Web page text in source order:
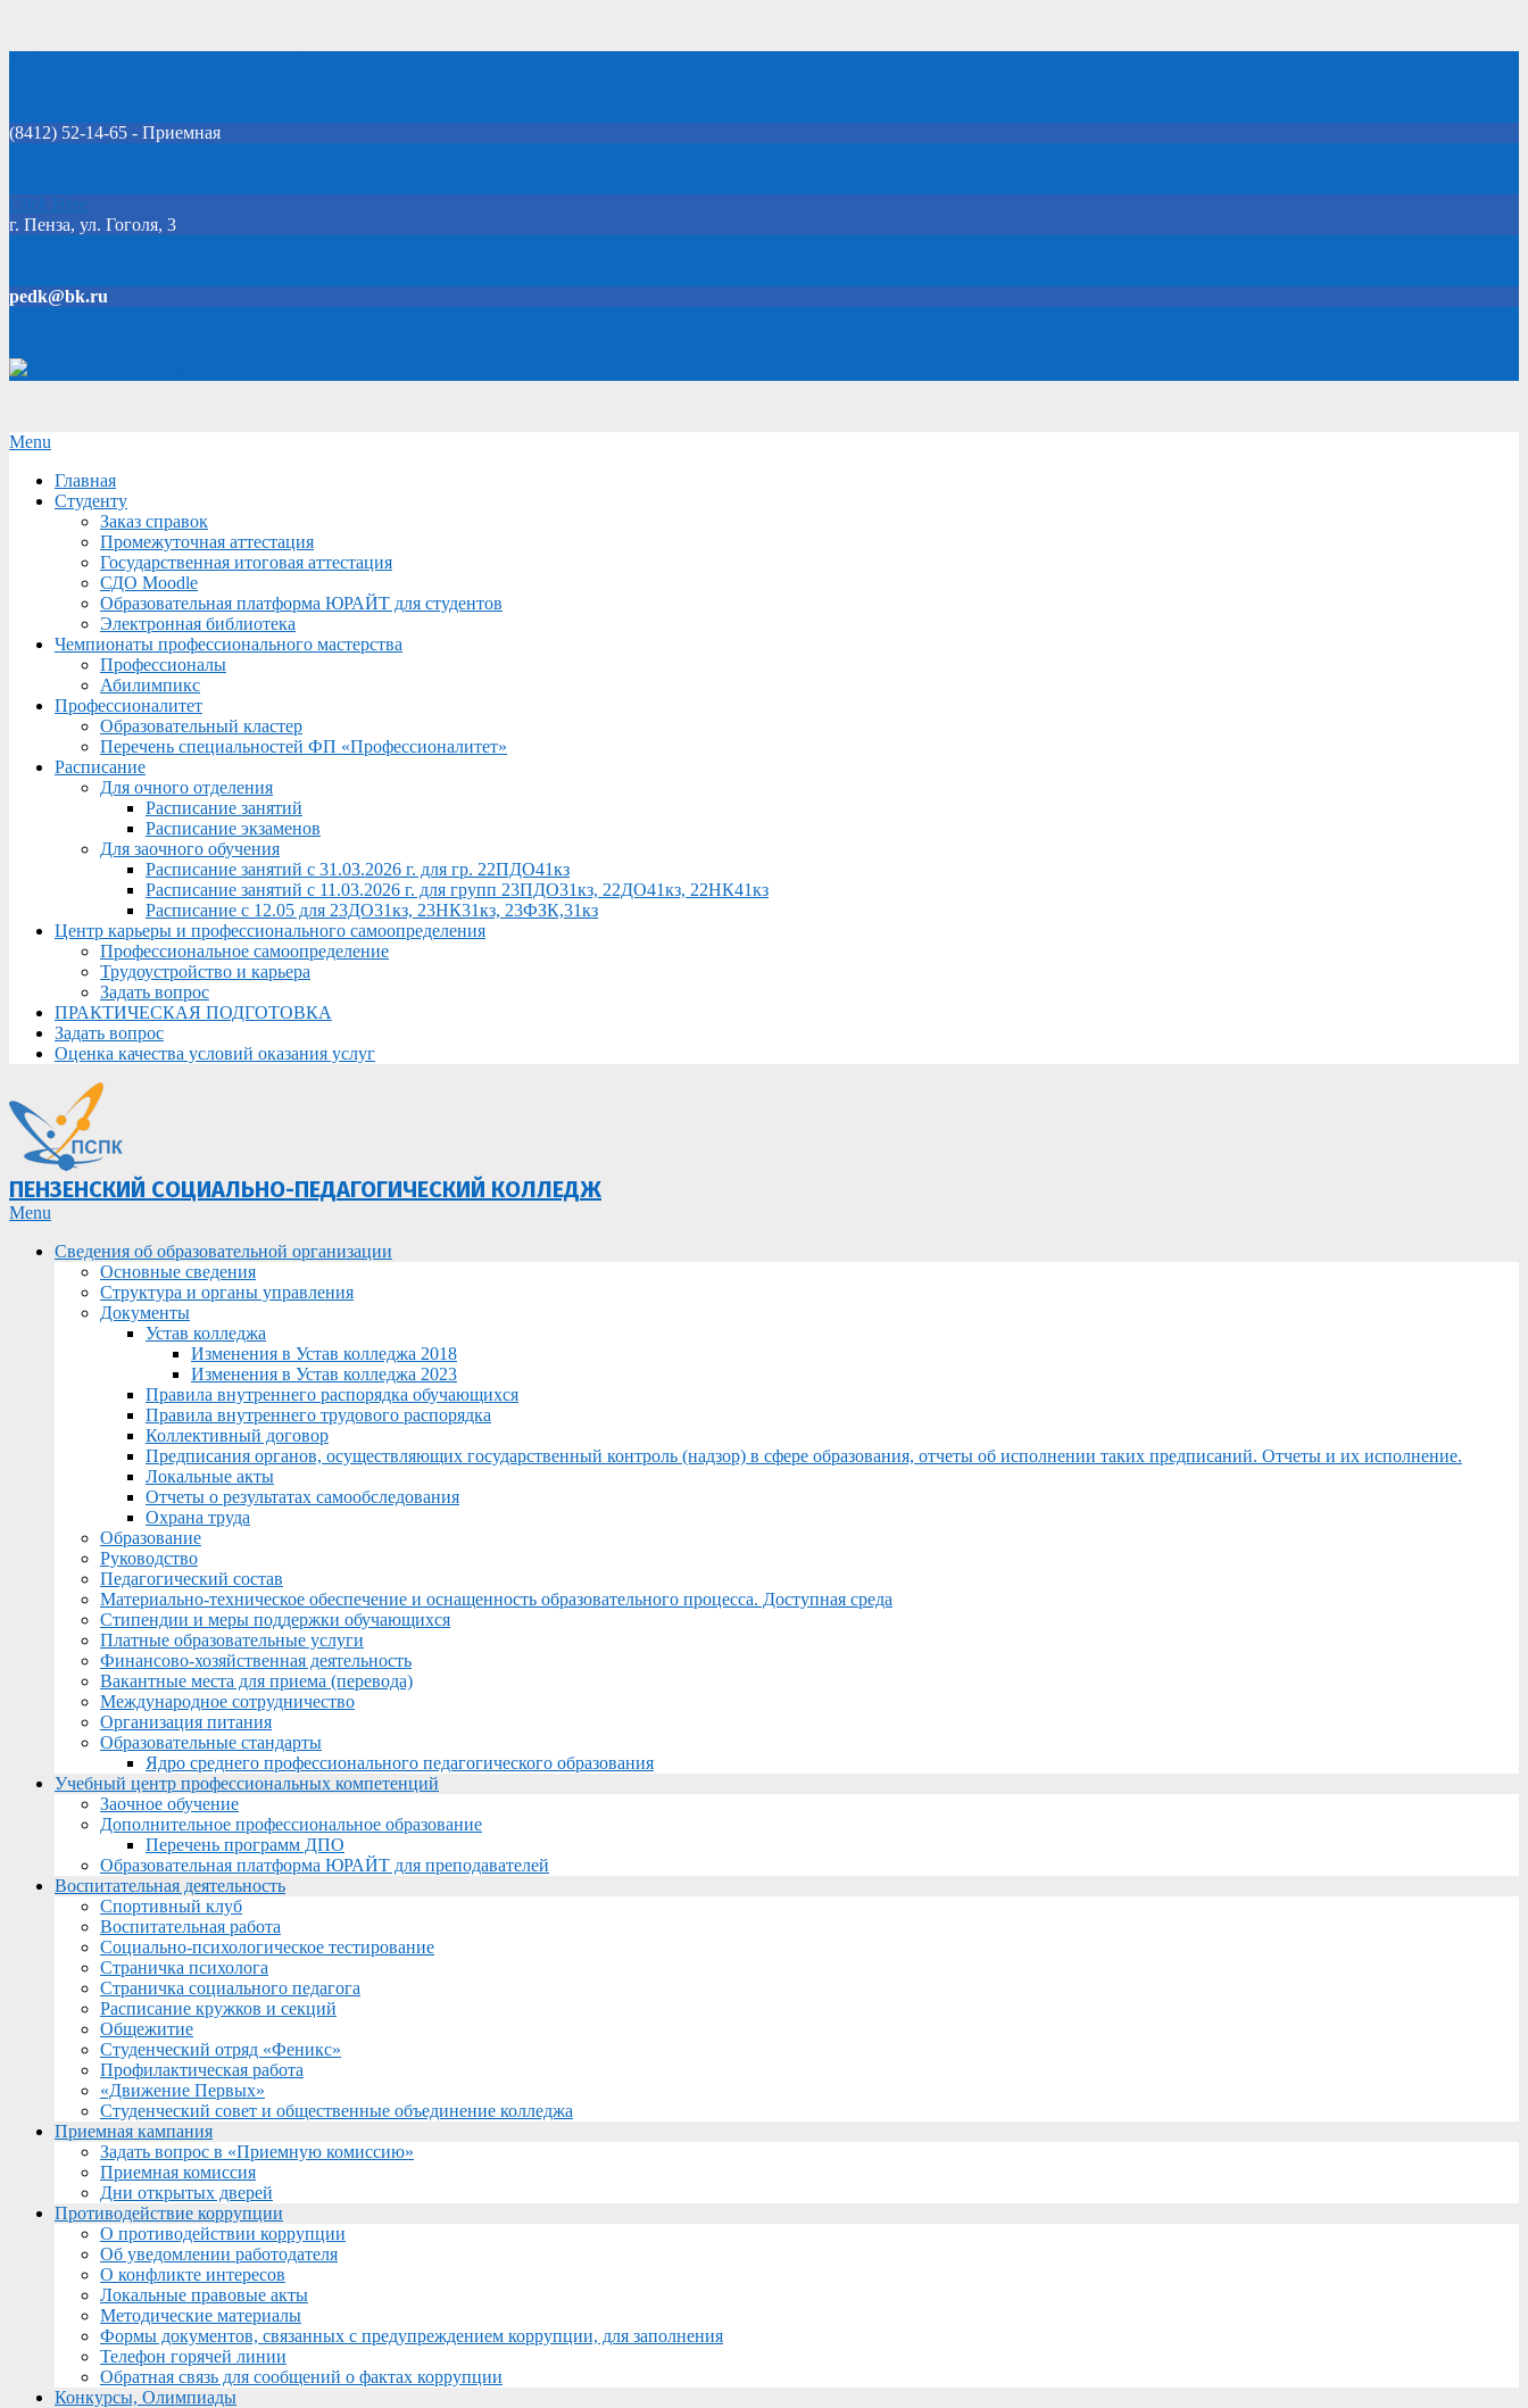
(8412) 52-14-65 - Приемная
Click Here
г. Пенза, ул. Гоголя, 3
pedk@bk.ru
Secondary
Menu
Menu
Главная
Студенту
Заказ справок
Промежуточная аттестация
Государственная итоговая аттестация
СДО Moodle
Образовательная платформа ЮРАЙТ для студентов
Электронная библиотека
Чемпионаты профессионального мастерства
Профессионалы
Абилимпикс
Профессионалитет
Образовательный кластер
Перечень специальностей ФП «Профессионалитет»
Расписание
Для очного отделения
Расписание занятий
Расписание экзаменов
Для заочного обучения
Расписание занятий с 31.03.2026 г. для гр. 22ПДО41кз
Расписание занятий с 11.03.2026 г. для групп 23ПДО31кз, 22ДО41кз, 22НК41кз
Расписание с 12.05 для 23ДО31кз, 23НК31кз, 23ФЗК,31кз
Центр карьеры и профессионального самоопределения
Профессиональное самоопределение
Трудоустройство и карьера
Задать вопрос
ПРАКТИЧЕСКАЯ ПОДГОТОВКА
Задать вопрос
Оценка качества условий оказания услуг
ПЕНЗЕНСКИЙ СОЦИАЛЬНО-ПЕДАГОГИЧЕСКИЙ КОЛЛЕДЖ
Primary
Menu
Menu
Сведения об образовательной организации
Основные сведения
Структура и органы управления
Документы
Устав колледжа
Изменения в Устав колледжа 2018
Изменения в Устав колледжа 2023
Правила внутреннего распорядка обучающихся
Правила внутреннего трудового распорядка
Коллективный договор
Предписания органов, осуществляющих государственный контроль (надзор) в сфере образования, отчеты об исполнении таких предписаний. Отчеты и их исполнение.
Локальные акты
Отчеты о результатах самообследования
Охрана труда
Образование
Руководство
Педагогический состав
Материально-техническое обеспечение и оснащенность образовательного процесса. Доступная среда
Стипендии и меры поддержки обучающихся
Платные образовательные услуги
Финансово-хозяйственная деятельность
Вакантные места для приема (перевода)
Международное сотрудничество
Организация питания
Образовательные стандарты
Ядро среднего профессионального педагогического образования
Учебный центр профессиональных компетенций
Заочное обучение
Дополнительное профессиональное образование
Перечень программ ДПО
Образовательная платформа ЮРАЙТ для преподавателей
Воспитательная деятельность
Спортивный клуб
Воспитательная работа
Социально-психологическое тестирование
Страничка психолога
Страничка социального педагога
Расписание кружков и секций
Общежитие
Студенческий отряд «Феникс»
Профилактическая работа
«Движение Первых»
Студенческий совет и общественные объединение колледжа
Приемная кампания
Задать вопрос в «Приемную комиссию»
Приемная комиссия
Дни открытых дверей
Противодействие коррупции
О противодействии коррупции
Об уведомлении работодателя
О конфликте интересов
Локальные правовые акты
Методические материалы
Формы документов, связанных с предупреждением коррупции, для заполнения
Телефон горячей линии
Обратная связь для сообщений о фактах коррупции
Конкурсы, Олимпиады